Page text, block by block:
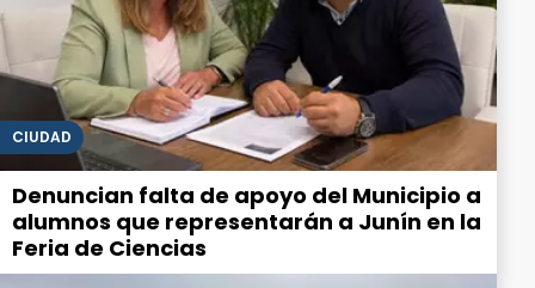
CIUDAD
Denuncian falta de apoyo del Municipio a
alumnos que representarán a Junín en la
Feria de Ciencias